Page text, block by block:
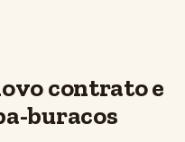
contrato e
buracos